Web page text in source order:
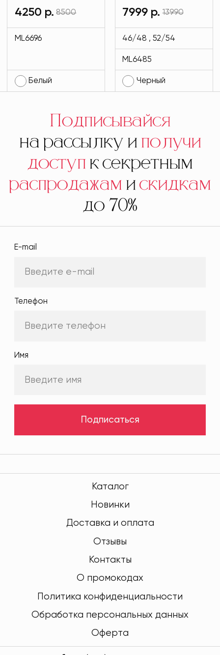
имиджевые
белого цвета
MODLAV ML6696-
4250 р. 8500
ML6696
Белый
мехом и на
подкладе кролик
черного цвета
MODLAV ML6485-
13
7999 р. 13990
46/48 , 52/54
ML6485
Черный
Подписывайся
на рассылку иполучи
доступк секретным
распродажамискидкам
до 70%
E-mail
Телефон
Имя
Подписаться
Каталог
Новинки
Доставка и оплата
Отзывы
Контакты
О промокодах
Политика конфиденциальности
Обработка персональных данных
Оферта